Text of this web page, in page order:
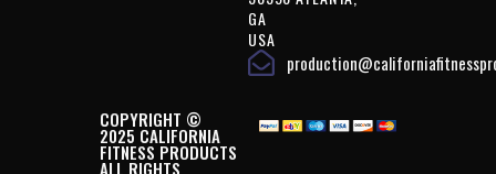
GA
USA
COPYRIGHT ©
2025 CALIFORNIA
FITNESS PRODUCTS
ALL RIGHTS